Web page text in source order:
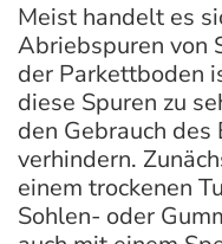
Meist handelt es
Abriebspuren von
der Parkettboden
diese Spuren zu
den Gebrauch
verhindern.
einem trockenen
Sohlen- oder